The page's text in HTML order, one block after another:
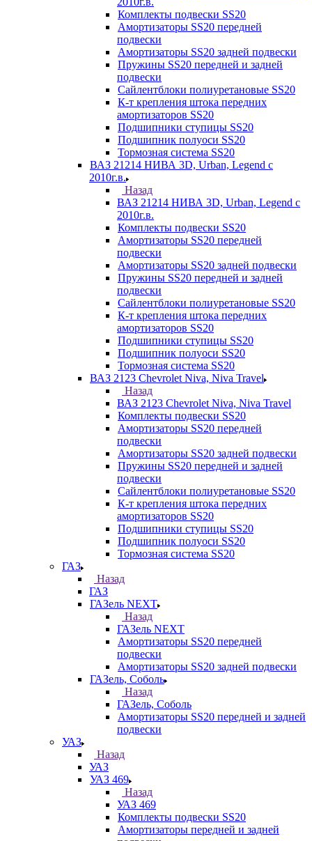
Комплекты подвески SS20
Амортизаторы SS20 передней
подвески
Амортизаторы SS20 задней подвески
Пружины SS20 передней и задней
подвески
Сайлентблоки полиуретановые SS20
К-т крепления штока передних
амортизаторов SS20
Подшипники ступицы SS20
Подшипник полуоси SS20
Тормозная система SS20
ВАЗ 21214 НИВА 3D, Urban, Legend c
2010г.в.
Назад
ВАЗ 21214 НИВА 3D, Urban, Legend c
2010г.в.
Комплекты подвески SS20
Амортизаторы SS20 передней
подвески
Амортизаторы SS20 задней подвески
Пружины SS20 передней и задней
подвески
Сайлентблоки полиуретановые SS20
К-т крепления штока передних
амортизаторов SS20
Подшипники ступицы SS20
Подшипник полуоси SS20
Тормозная система SS20
ВАЗ 2123 Chevrolet Niva, Niva Travel
Назад
ВАЗ 2123 Chevrolet Niva, Niva Travel
Комплекты подвески SS20
Амортизаторы SS20 передней
подвески
Амортизаторы SS20 задней подвески
Пружины SS20 передней и задней
подвески
Сайлентблоки полиуретановые SS20
К-т крепления штока передних
амортизаторов SS20
Подшипники ступицы SS20
Подшипник полуоси SS20
Тормозная система SS20
ГАЗ
Назад
ГАЗ
ГАЗель NEXT
Назад
ГАЗель NEXT
Амортизаторы SS20 передней
подвески
Амортизаторы SS20 задней подвески
ГАЗель, Соболь
Назад
ГАЗель, Соболь
Амортизаторы SS20 передней и задней
подвески
УАЗ
Назад
УАЗ
УАЗ 469
Назад
УАЗ 469
Комплекты подвески SS20
Амортизаторы передней и задней